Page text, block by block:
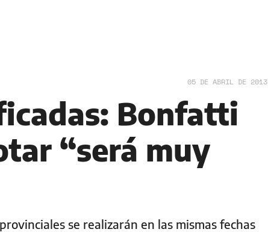
05 DE ABRIL DE 2013
Bonfatti
“será muy
se realizarán en las mismas fechas